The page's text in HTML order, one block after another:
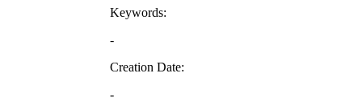
Keywords:
-
Creation Date:
-